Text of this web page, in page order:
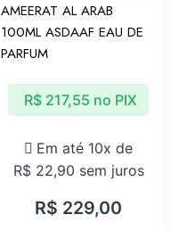
AMEERAT AL ARAB
100ML ASDAAF EAU DE
PARFUM
R$ 229,00
Em até 10x de
R$22,90 sem juros
R$217,55 no PIX